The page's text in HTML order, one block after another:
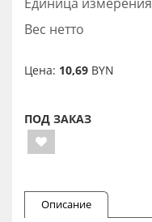
Вес нетто
Цена: 10,69 BYN
ПОД ЗАКАЗ
Описание